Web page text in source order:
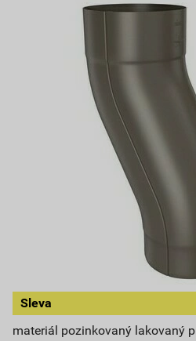
Sleva
materiál pozinkovaný lakovaný